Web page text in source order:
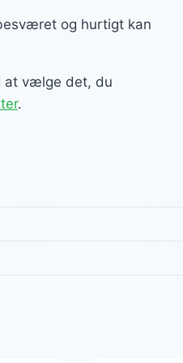
og hurtigt kan
at vælge det, du
.